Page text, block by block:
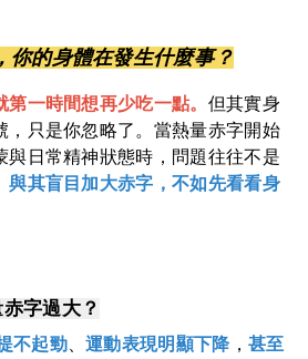
你的身體在發生什麼事？
一時間想再少吃一點。 但其實身
，只是你忽略了。當熱量赤字開始
與日常精神狀態時，問題往往不是
與其盲目加大赤字，不如先看看身
字過大？
不起勁、運動表現明顯下降 ，甚至